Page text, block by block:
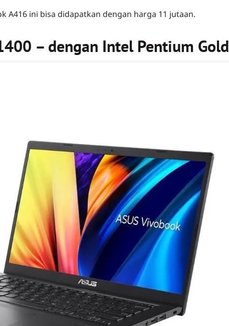
A416 ini bisa didapatkan dengan harga 11 jutaan.
– dengan Intel Pentium Gold